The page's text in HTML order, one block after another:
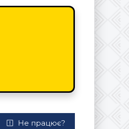
Не працює?